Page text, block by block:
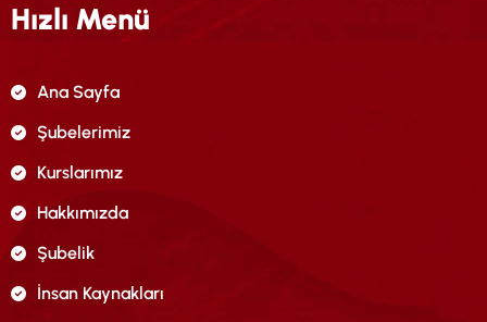
Hızlı Menü
Ana Sayfa
Şubelerimiz
Kurslarımız
Hakkımızda
Şubelik
İnsan Kaynakları